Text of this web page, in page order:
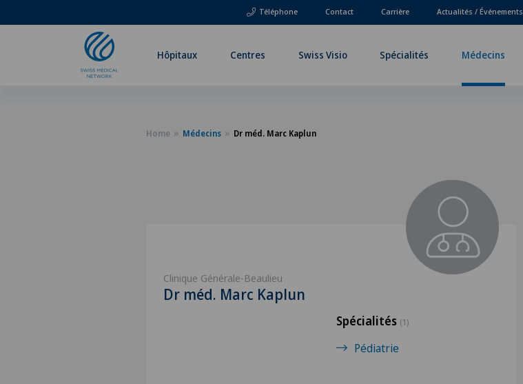
Téléphone Contact Carrière Actualités / Événements
Hôpitaux Centres Swiss Visio Spécialités Médecins
Home Médecins Dr méd. Marc Kaplun
Clinique Générale-Beaulieu
Dr méd. Marc Kaplun
Spécialités (1)
Pédiatrie